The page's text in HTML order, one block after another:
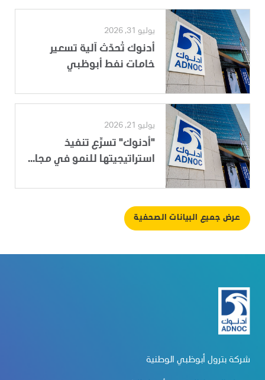
يوليو 31, 2026
أدنوك تُحدّث آلية تسعير
خامات نفط أبوظبي
يوليو 21, 2026
"أدنوك" تسرِّع تنفيذ
استراتيجيتها للنمو في مجا...
عرض جميع البيانات الصحفية
شركة بترول أبوظبي الوطنية